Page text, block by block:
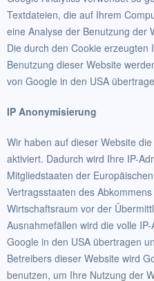
Textdateien, die auf Ihrem
eine Analyse der Benutzung der
Die durch den Cookie erzeugten
Benutzung dieser Website
von Google in den USA
IP Anonymisierung
Wir haben auf dieser Website
aktiviert. Dadurch wird Ihre IP-
Mitgliedstaaten der
Vertragsstaaten des
Wirtschaftsraum vor der
Ausnahmefällen wird die volle
Google in den USA übertragen
Betreibers dieser Website wird
benutzen, um Ihre Nutzung der